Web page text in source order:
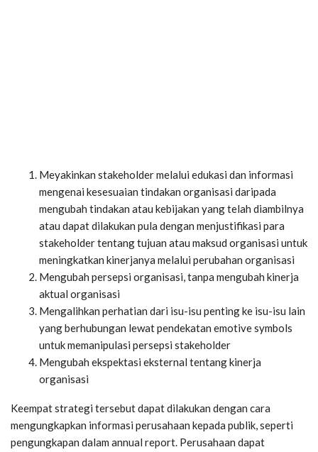
Meyakinkan stakeholder melalui edukasi dan informasi
mengenai kesesuaian tindakan organisasi daripada
mengubah tindakan atau kebijakan yang telah diambilnya
atau dapat dilakukan pula dengan menjustifikasi para
stakeholder tentang tujuan atau maksud organisasi untuk
meningkatkan kinerjanya melalui perubahan organisasi
Mengubah persepsi organisasi, tanpa mengubah kinerja
aktual organisasi
Mengalihkan perhatian dari isu-isu penting ke isu-isu lain
yang berhubungan lewat pendekatan emotive symbols
untuk memanipulasi persepsi stakeholder
Mengubah ekspektasi eksternal tentang kinerja
organisasi
Keempat strategi tersebut dapat dilakukan dengan cara
mengungkapkan informasi perusahaan kepada publik, seperti
pengungkapan dalam annual report. Perusahaan dapat